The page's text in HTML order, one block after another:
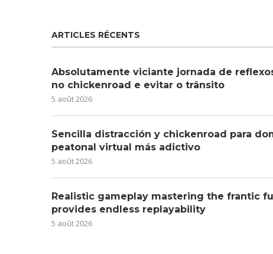
ARTICLES RÉCENTS
Absolutamente viciante jornada de
no chickenroad e evitar o trânsito
5 août 2026
Sencilla distracción y chickenroad para
peatonal virtual más adictivo
5 août 2026
Realistic gameplay mastering the frantic
provides endless replayability
5 août 2026